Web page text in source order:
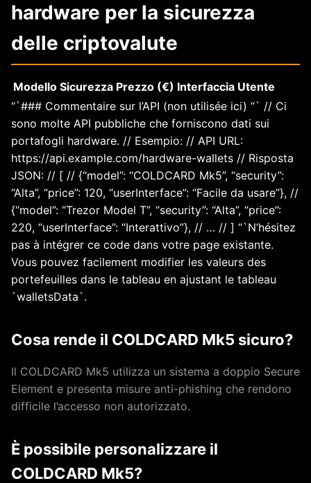
hardware per la sicurezza
delle criptovalute
Modello Sicurezza Prezzo (€) Interfaccia Utente
“`### Commentaire sur l’API (non utilisée ici) “` // Ci
sono molte API pubbliche che forniscono dati sui
portafogli hardware. // Esempio: // API URL:
https://api.example.com/hardware-wallets // Risposta
JSON: // [ // {“model”: “COLDCARD Mk5”, “security”:
“Alta”, “price”: 120, “userInterface”: “Facile da usare”}, //
{“model”: “Trezor Model T”, “security”: “Alta”, “price”:
220, “userInterface”: “Interattivo”}, // … // ] “`N’hésitez
pas à intégrer ce code dans votre page existante.
Vous pouvez facilement modifier les valeurs des
portefeuilles dans le tableau en ajustant le tableau
`walletsData`.
Cosa rende il COLDCARD Mk5 sicuro?
Il COLDCARD Mk5 utilizza un sistema a doppio Secure
Element e presenta misure anti-phishing che rendono
difficile l’accesso non autorizzato.
È possibile personalizzare il
COLDCARD Mk5?